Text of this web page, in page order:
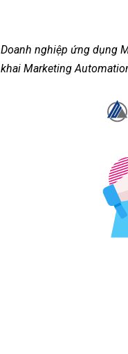
Doanh nghiệp ứng dụng
khai Marketing